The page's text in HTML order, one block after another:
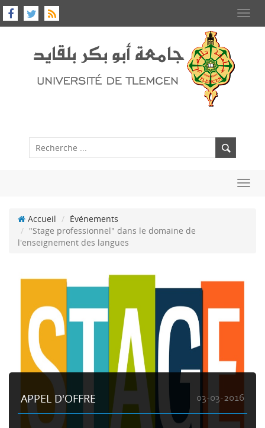
Accueil
Événements
"Stage professionnel" dans le domaine de
l'enseignement des langues
APPEL D'OFFRE 03-03-2016